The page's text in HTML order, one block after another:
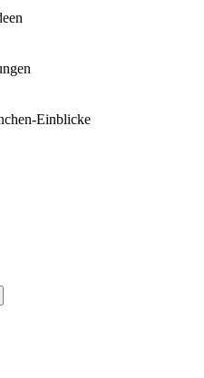
Einblicke